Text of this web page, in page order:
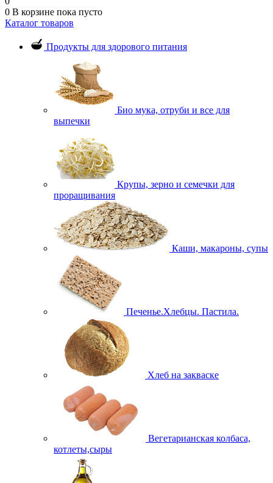
0 В корзине пока пусто
Каталог товаров
Продукты для здорового питания
Био мука, отруби и все для
выпечки
Крупы, зерно и семечки для
проращивания
Каши, макароны, супы
Печенье.Хлебцы. Пастила.
Хлеб на закваске
Вегетарианская колбаса,
котлеты,сыры